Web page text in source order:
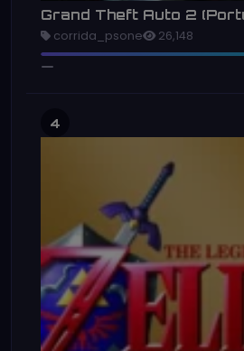
Grand Theft Auto 2
corrida_psone 26,148
4